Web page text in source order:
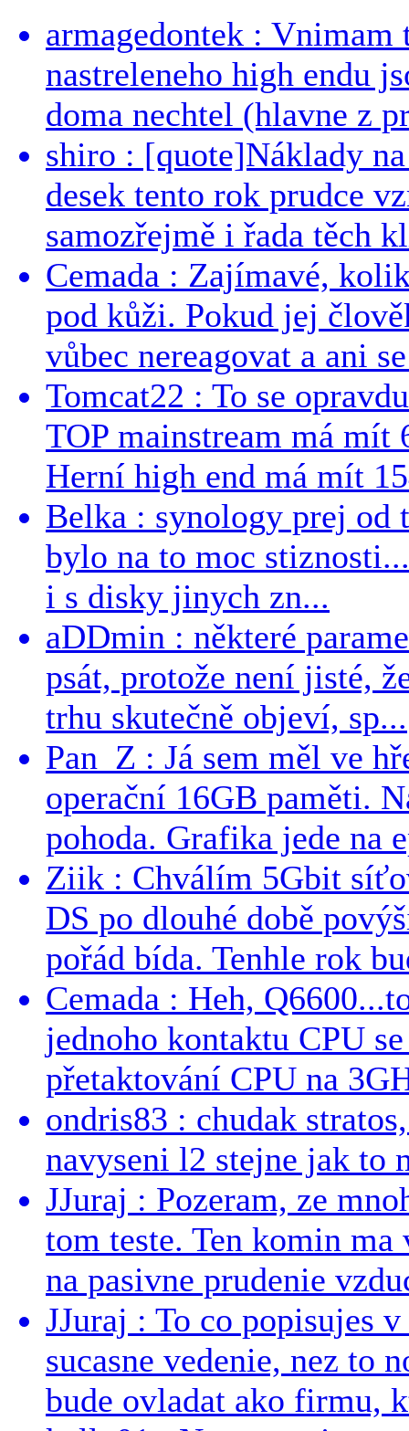
armagedontek : Vnimam
nastreleneho high endu
doma nechtel (hlavne z
shiro : [quote]Náklady
desek tento rok prudce
samozřejmě i řada těch
Cemada : Zajímavé,
pod kůži. Pokud jej
vůbec nereagovat a ani
Tomcat22 : To se
TOP mainstream má
Herní high end má mít
Belka : synology prej od
bylo na to moc
i s disky jinych zn...
aDDmin : některé
psát, protože není jisté,
trhu skutečně objeví, sp...
Pan_Z : Já sem měl ve
operační 16GB paměti.
pohoda. Grafika jede na
Ziik : Chválím 5Gbit
DS po dlouhé době
pořád bída. Tenhle rok
Cemada : Heh,
jednoho kontaktu CPU
přetaktování CPU na
ondris83 : chudak
navyseni l2 stejne jak to
JJuraj : Pozeram, ze
tom teste. Ten komin
na pasivne prudenie
JJuraj : To co popisujes
sucasne vedenie, nez to
bude ovladat ako firmu,